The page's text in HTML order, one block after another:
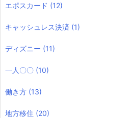
エポスカード (12)
キャッシュレス決済 (1)
ディズニー (11)
一人〇〇 (10)
働き方 (13)
地方移住 (20)